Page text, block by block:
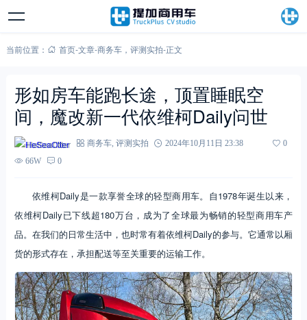
当前位置： 首页-文章-商务车， 评测实拍-正文
形如房车能跑长途，顶置睡眠空
间，魔改新一代依维柯Daily问世
HeSeaOtter 商务车, 评测实拍 2024年10月11日 23:38
0
66W
0
依维柯Daily是一款享誉全球的轻型商用车。自1978年诞生以来，
依维柯Daily已下线超180万台，成为了全球最为畅销的轻型商用车产
品。在我们的日常生活中，也时常有着依维柯Daily的参与。它通常以厢
货的形式存在，承担配送等至关重要的运输工作。